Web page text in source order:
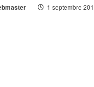
1 septembre